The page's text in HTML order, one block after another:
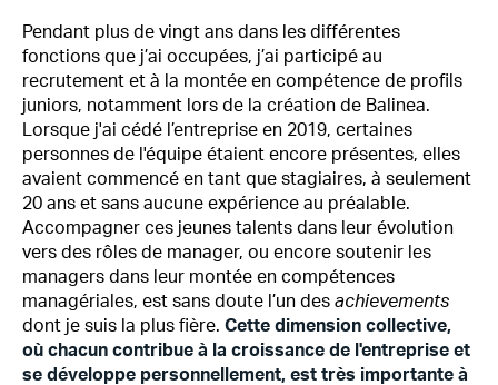
Pendant plus de vingt ans dans les différentes
fonctions que j’ai occupées, j’ai participé au
recrutement et à la montée en compétence de profils
juniors, notamment lors de la création de Balinea.
Lorsque j'ai cédé l’entreprise en 2019, certaines
personnes de l'équipe étaient encore présentes, elles
avaient commencé en tant que stagiaires, à seulement
20 ans et sans aucune expérience au préalable.
Accompagner ces jeunes talents dans leur évolution
vers des rôles de manager, ou encore soutenir les
managers dans leur montée en compétences
managériales, est sans doute l’un des achievements
dont je suis la plus fière. Cette dimension collective,
où chacun contribue à la croissance de l'entreprise et
se développe personnellement, est très importante à